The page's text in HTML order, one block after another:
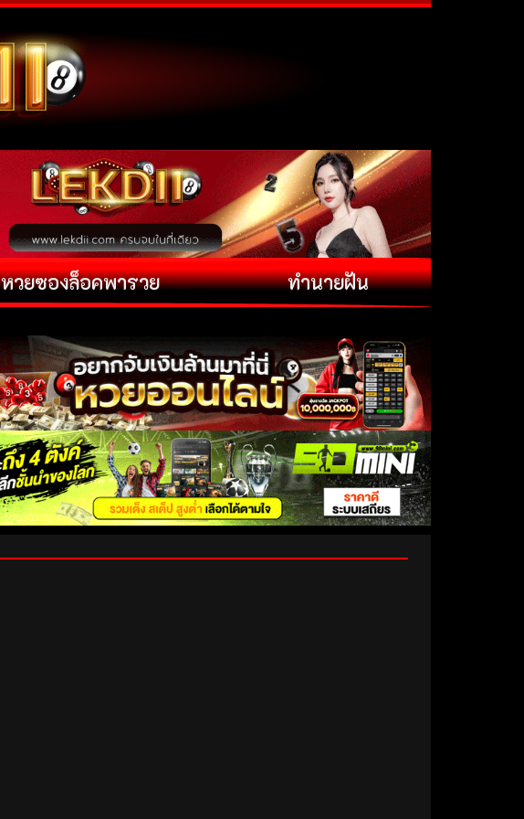
หวยซองล็อคพารวย ทำนายฝัน